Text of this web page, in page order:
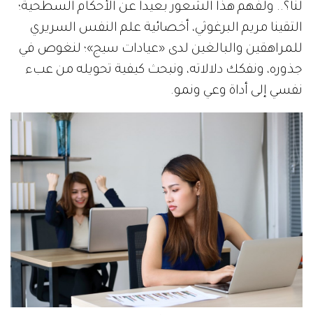
لنا؟.. ولفهم هذا الشعور بعيداً عن الأحكام السطحية؛
التقينا مريم البرغوثي، أخصائية علم النفس السريري
للمراهقين والبالغين لدى «عيادات سيج»؛ لنغوص في
جذوره، ونفكك دلالاته، ونبحث كيفية تحويله من عبء
نفسي إلى أداة وعي ونمو.